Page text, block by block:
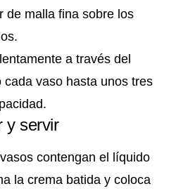
de malla fina sobre los
a través del
cada vaso hasta unos tres
y servir
contengan el líquido
la crema batida y coloca